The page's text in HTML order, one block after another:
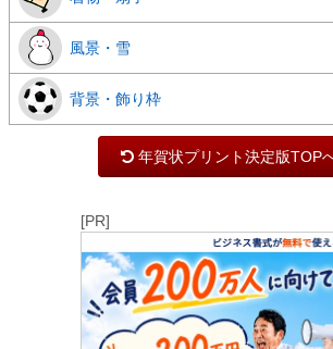
風景・雪
背景・飾り枠
年賀状プリント決定版TOP
[PR]